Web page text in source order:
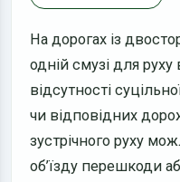
На дорогах із
одній смузі для
відсутності
чи відповідних
зустрічного руху
об’їзду перешкоди